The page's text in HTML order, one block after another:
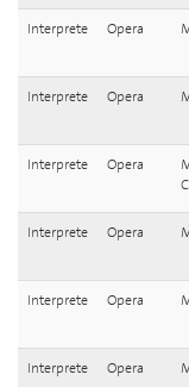
Interprete Opera
Interprete Opera
Interprete Opera
Interprete Opera
Interprete Opera
Interprete Opera